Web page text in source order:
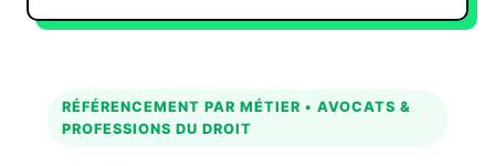
RÉFÉRENCEMENT PAR MÉTIER • AVOCATS &
PROFESSIONS DU DROIT